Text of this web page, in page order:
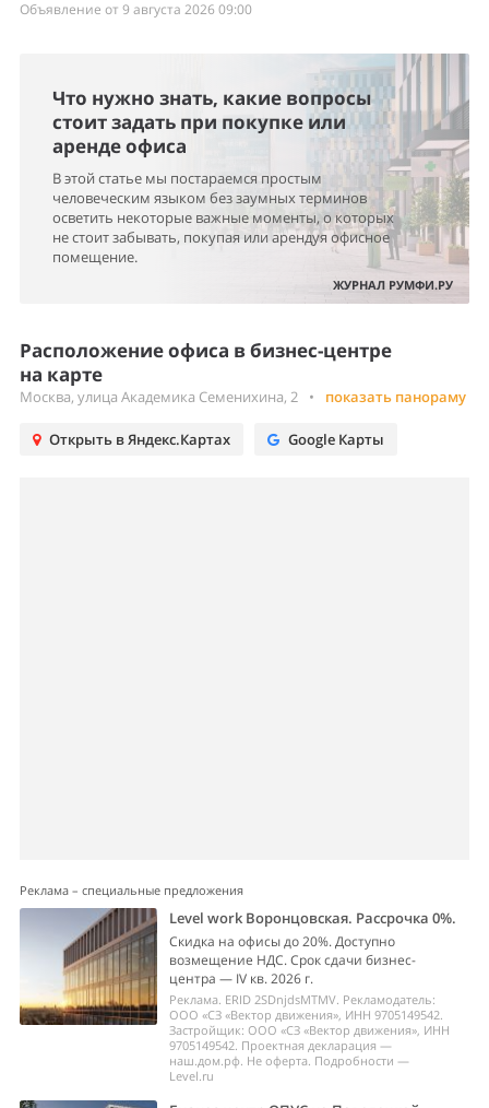
Объявление от 9 августа 2026 09:00
Что нужно знать, какие вопросы
стоит задать при покупке или
аренде офиса
В этой статье мы постараемся простым
человеческим языком без заумных терминов
осветить некоторые важные моменты, о которых
не стоит забывать, покупая или арендуя офисное
помещение.
ЖУРНАЛ РУМФИ.РУ
Расположение офиса в бизнес-центре
на карте
Москва, улица Академика Семенихина, 2 • показать панораму
Открыть в Яндекс.Картах Google Карты
Реклама – специальные предложения
Level work Воронцовская. Рассрочка 0%.
Скидка на офисы до 20%. Доступно
возмещение НДС. Срок сдачи бизнес-
центра — IV кв. 2026 г.
Реклама. ERID 2SDnjdsMTMV. Рекламодатель:
ООО «СЗ «Вектор движения», ИНН 9705149542.
Застройщик: ООО «СЗ «Вектор движения», ИНН
9705149542. Проектная декларация —
наш.дом.рф. Не оферта. Подробности —
Level.ru